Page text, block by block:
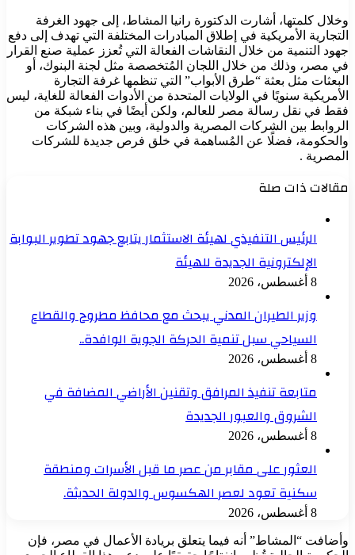
وخلال كلمتها، أشارت الدكتورة رانيا المشاط، إلى جهود الغرفة
التجارية الأمريكية في إطلاق المبادرات المختلفة التي تهدف إلى دفع
جهود التنمية من خلال النقاشات الفعالة التي تُعزز عملية صنع القرار
في مصر، وذلك من خلال اللجان المُتخصصة مثل لجنة البنوك، أو
البعثات مثل بعثة “طرق الأبواب” التي تنظمها غرفة التجارة
الأمريكية سنويًا في الولايات المتحدة من الأدوات الفعالة للغاية، ليس
فقط في نقل رسالة مصر للعالم، ولكن أيضًا في بناء شبكة من
الروابط بين الشركات المصرية والدولية، وبين هذه الشركات
والحكومة، فضلًا عن المُساهمة في خلق فرص جديدة للشركات
المصرية .
مقالات ذات صلة
الرئيس التنفيذي لهيئة الاستثمار يتابع جهود تطوير البوابة
الإلكترونية الجديدة للهيئة
8 أغسطس، 2026
وزير الطيران المدني يبحث مع محافظ مطروح والقطاع
السياحي سبل تنمية الحركة الجوية الوافدة..
8 أغسطس، 2026
متابعة تنفيذ المرافق وتقنين الأراضي المضافة في
الشروق والعبور الجديدة
8 أغسطس، 2026
العثور على مقابر من عصر ما قبل الأسرات ومنطقة
سكنية تعود لعصر الهكسوس والدولة الحديثة.
8 أغسطس، 2026
وأضافت “المشاط” أنه فيما يتعلق بريادة الأعمال في مصر، فإن